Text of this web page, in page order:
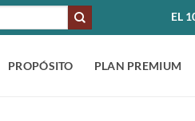
EL
PROPÓSITO PLAN PREMIUM